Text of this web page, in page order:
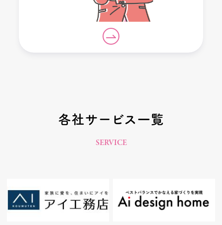
各社サービス一覧
SERVICE